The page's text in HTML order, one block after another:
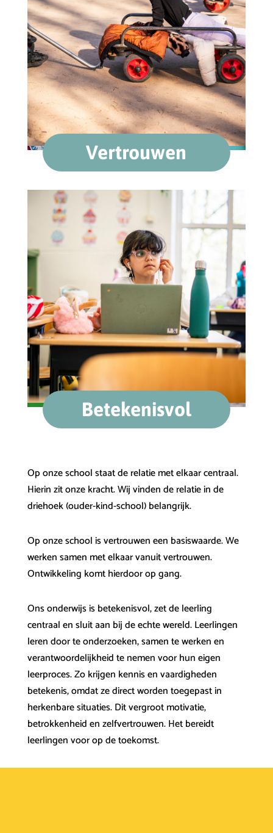
Vertrouwen
Betekenisvol
Op onze school staat de relatie met elkaar centraal.
Hierin zit onze kracht. Wij vinden de relatie in de
driehoek (ouder-kind-school) belangrijk.
Op onze school is vertrouwen een basiswaarde. We
werken samen met elkaar vanuit vertrouwen.
Ontwikkeling komt hierdoor op gang.
Ons onderwijs is betekenisvol, zet de leerling
centraal en sluit aan bij de echte wereld. Leerlingen
leren door te onderzoeken, samen te werken en
verantwoordelijkheid te nemen voor hun eigen
leerproces. Zo krijgen kennis en vaardigheden
betekenis, omdat ze direct worden toegepast in
herkenbare situaties. Dit vergroot motivatie,
betrokkenheid en zelfvertrouwen. Het bereidt
leerlingen voor op de toekomst.